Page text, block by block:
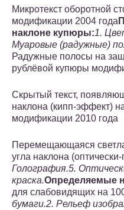
Микротекст оборотной
модификации 2004 года
наклоне купюры:1.
Муаровые (радужные)
Радужные полосы на
рублёвой купюры
Скрытый текст,
наклона (кипп-эффект)
модификации 2010 года
Перемещающаяся
угла наклона
Голография.5.
краска.Определяемые
для слабовидящих на
бумаги.2. Рельеф